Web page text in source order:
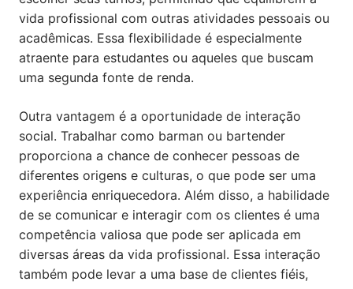
vida profissional com outras atividades pessoais ou
acadêmicas. Essa flexibilidade é especialmente
atraente para estudantes ou aqueles que buscam
uma segunda fonte de renda.
Outra vantagem é a oportunidade de interação
social. Trabalhar como barman ou bartender
proporciona a chance de conhecer pessoas de
diferentes origens e culturas, o que pode ser uma
experiência enriquecedora. Além disso, a habilidade
de se comunicar e interagir com os clientes é uma
competência valiosa que pode ser aplicada em
diversas áreas da vida profissional. Essa interação
também pode levar a uma base de clientes fiéis,